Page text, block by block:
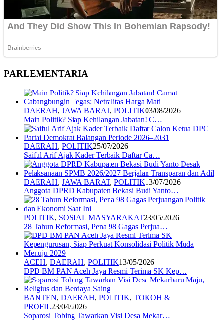
PARLEMENTARIA
DAERAH, JAWA BARAT, POLITIK03/08/2026
Main Politik? Siap Kehilangan Jabatan! C…
DAERAH, POLITIK25/07/2026
Saiful Arif Ajak Kader Terbaik Daftar Ca…
DAERAH, JAWA BARAT, POLITIK13/07/2026
Anggota DPRD Kabupaten Bekasi Budi Yanto…
POLITIK, SOSIAL MASYARAKAT23/05/2026
28 Tahun Reformasi, Pena 98 Gagas Perjua…
ACEH, DAERAH, POLITIK13/05/2026
DPD BM PAN Aceh Jaya Resmi Terima SK Kep…
BANTEN, DAERAH, POLITIK, TOKOH &
PROFIL23/04/2026
Soparosi Tobing Tawarkan Visi Desa Mekar…